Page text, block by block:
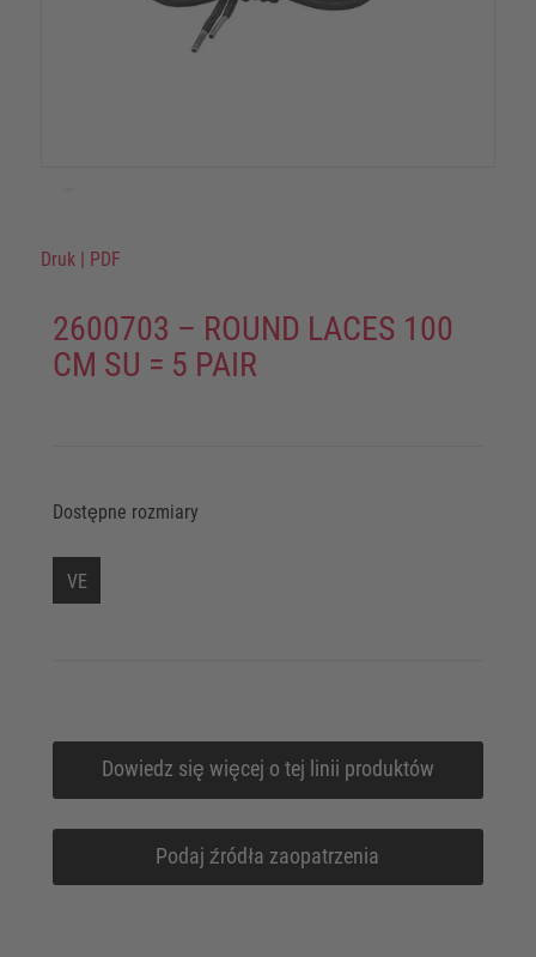
Druk PDF
2600703 – ROUND LACES 100
CM SU = 5 PAIR
Dostępne rozmiary
VE
Dowiedz się więcej o tej linii produktów
Podaj źródła zaopatrzenia